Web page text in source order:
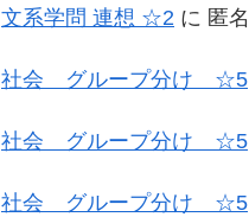
文系学問 連想 ☆2 に 匿名
社会 グループ分け ☆5
社会 グループ分け ☆5
社会 グループ分け ☆5